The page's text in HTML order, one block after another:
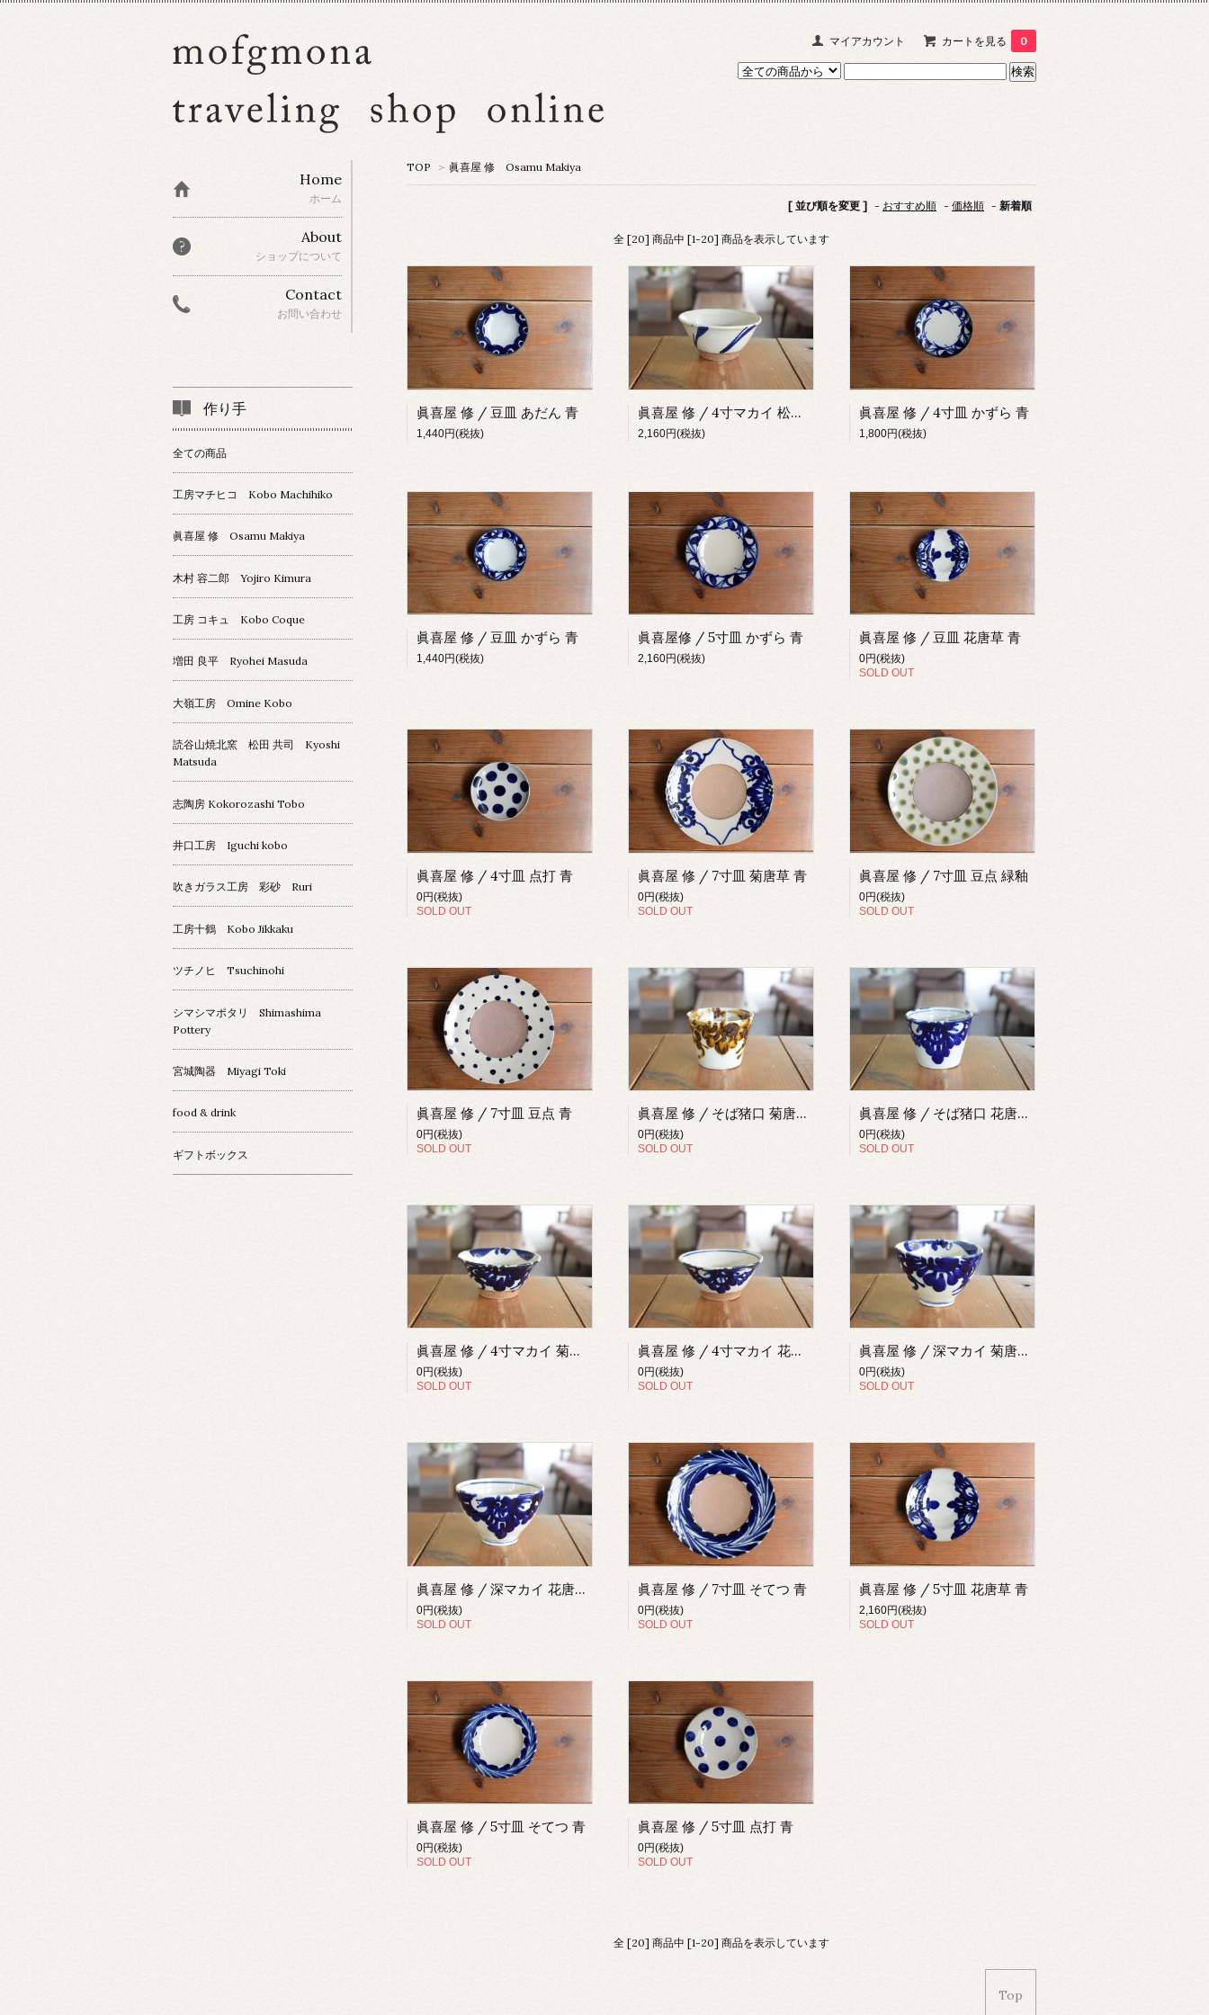
マイアカウント カートを見る 0
TOP > 眞喜屋 修 Osamu Makiya
[ 並び順を変更 ] - おすすめ順 - 価格順 - 新着順
全 [20] 商品中 [1-20] 商品を表示しています
眞喜屋 修 / 豆皿 あだん 青
1,440円(税抜)
眞喜屋 修 / 4寸マカイ 松葉 青
2,160円(税抜)
眞喜屋 修 / 4寸皿 かずら 青
1,800円(税抜)
眞喜屋 修 / 豆皿 かずら 青
1,440円(税抜)
眞喜屋修 / 5寸皿 かずら 青
2,160円(税抜)
眞喜屋 修 / 豆皿 花唐草 青
0円(税抜)
SOLD OUT
眞喜屋 修 / 4寸皿 点打 青
0円(税抜)
SOLD OUT
眞喜屋 修 / 7寸皿 菊唐草 青
0円(税抜)
SOLD OUT
眞喜屋 修 / 7寸皿 豆点 緑釉
0円(税抜)
SOLD OUT
眞喜屋 修 / 7寸皿 豆点 青
0円(税抜)
SOLD OUT
眞喜屋 修 / そば猪口 菊唐草 鉄釉
0円(税抜)
SOLD OUT
眞喜屋 修 / そば猪口 花唐草 青
0円(税抜)
SOLD OUT
眞喜屋 修 / 4寸マカイ 菊唐草 青
0円(税抜)
SOLD OUT
眞喜屋 修 / 4寸マカイ 花唐草 青
0円(税抜)
SOLD OUT
眞喜屋 修 / 深マカイ 菊唐草 青
0円(税抜)
SOLD OUT
眞喜屋 修 / 深マカイ 花唐草 青
0円(税抜)
SOLD OUT
眞喜屋 修 / 7寸皿 そてつ 青
0円(税抜)
SOLD OUT
眞喜屋 修 / 5寸皿 花唐草 青
2,160円(税抜)
SOLD OUT
眞喜屋 修 / 5寸皿 そてつ 青
0円(税抜)
SOLD OUT
眞喜屋 修 / 5寸皿 点打 青
0円(税抜)
SOLD OUT
全 [20] 商品中 [1-20] 商品を表示しています
Home
ホーム
About
ショップについて
Contact
お問い合わせ
作り手
全ての商品
工房マチヒコ Kobo Machihiko
眞喜屋 修 Osamu Makiya
木村 容二郎 Yojiro Kimura
工房 コキュ Kobo Coque
増田 良平 Ryohei Masuda
大嶺工房 Omine Kobo
読谷山焼北窯 松田 共司 Kyoshi
Matsuda
志陶房 Kokorozashi Tobo
井口工房 Iguchi kobo
吹きガラス工房 彩砂 Ruri
工房十鶴 Kobo Jikkaku
ツチノヒ Tsuchinohi
シマシマポタリ Shimashima
Pottery
宮城陶器 Miyagi Toki
food & drink
ギフトボックス
Top